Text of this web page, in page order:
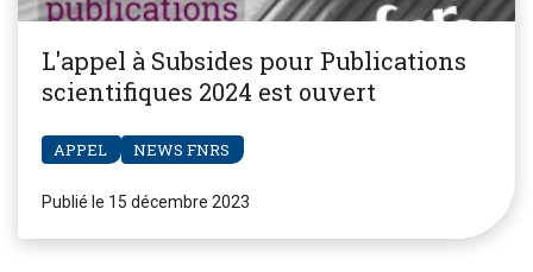
L'appel à Subsides pour Publications
scientifiques 2024 est ouvert
APPEL NEWS FNRS
Publié le 15 décembre 2023